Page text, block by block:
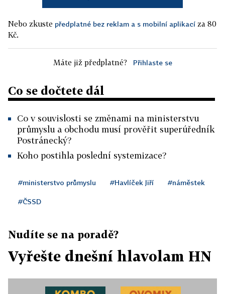
Nebo zkuste předplatné bez reklam a s mobilní aplikací za 80
Kč.
Máte již předplatné? Přihlaste se
Co se dočtete dál
Co v souvislosti se změnami na ministerstvu
průmyslu a obchodu musí prověřit superúředník
Postránecký?
Koho postihla poslední systemizace?
#ministerstvo průmyslu #Havlíček Jiří #náměstek
#ČSSD
Nudíte se na poradě?
Vyřešte dnešní hlavolam HN